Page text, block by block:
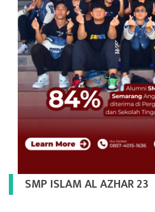
SMP ISLAM AL AZHAR 23